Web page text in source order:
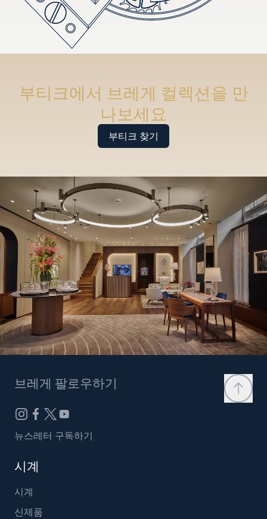
부티크에서 브레게 컬렉션을 만
나보세요
부티크 찾기
브레게 팔로우하기
뉴스레터 구독하기
시계
시계
신제품